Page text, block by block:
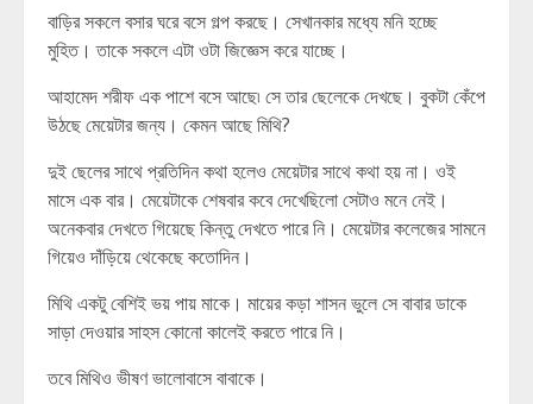
বাড়ির সকলে বসার ঘরে বসে গল্প করছে। সেখানকার মধ্যে মনি হচ্ছে
মুহিত। তাকে সকলে এটা ওটা জিজ্ঞেস করে যাচ্ছে।
আহামেদ শরীফ এক পাশে বসে আছে৷ সে তার ছেলেকে দেখছে। বুকটা কেঁপে
উঠছে মেয়েটার জন্য। কেমন আছে মিথি?
দুই ছেলের সাথে প্রতিদিন কথা হলেও মেয়েটার সাথে কথা হয় না। ওই
মাসে এক বার। মেয়েটাকে শেষবার কবে দেখেছিলো সেটাও মনে নেই।
অনেকবার দেখতে গিয়েছে কিন্তু দেখতে পারে নি। মেয়েটার কলেজের সামনে
গিয়েও দাঁড়িয়ে থেকেছে কতোদিন।
মিথি একটু বেশিই ভয় পায় মাকে। মায়ের কড়া শাসন ভুলে সে বাবার ডাকে
সাড়া দেওয়ার সাহস কোনো কালেই করতে পারে নি।
তবে মিথিও ভীষণ ভালোবাসে বাবাকে।